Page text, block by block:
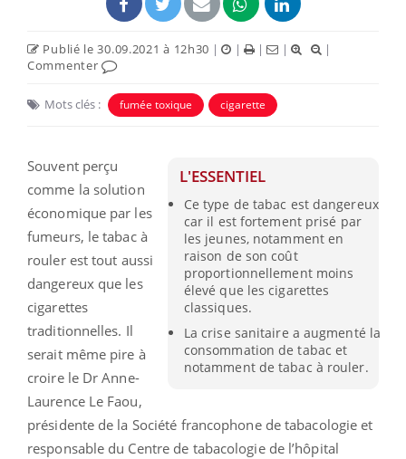
Publié le 30.09.2021 à 12h30 | | | |
|
Commenter
Mots clés : fumée toxique cigarette
L'ESSENTIEL
Ce type de tabac est dangereux
car il est fortement prisé par
les jeunes, notamment en
raison de son coût
proportionnellement moins
élevé que les cigarettes
classiques.
La crise sanitaire a augmenté la
consommation de tabac et
notamment de tabac à rouler.
Souvent perçu
comme la solution
économique par les
fumeurs, le tabac à
rouler est tout aussi
dangereux que les
cigarettes
traditionnelles. Il
serait même pire à
croire le Dr Anne-
Laurence Le Faou,
présidente de la Société francophone de tabacologie et
responsable du Centre de tabacologie de l’hôpital